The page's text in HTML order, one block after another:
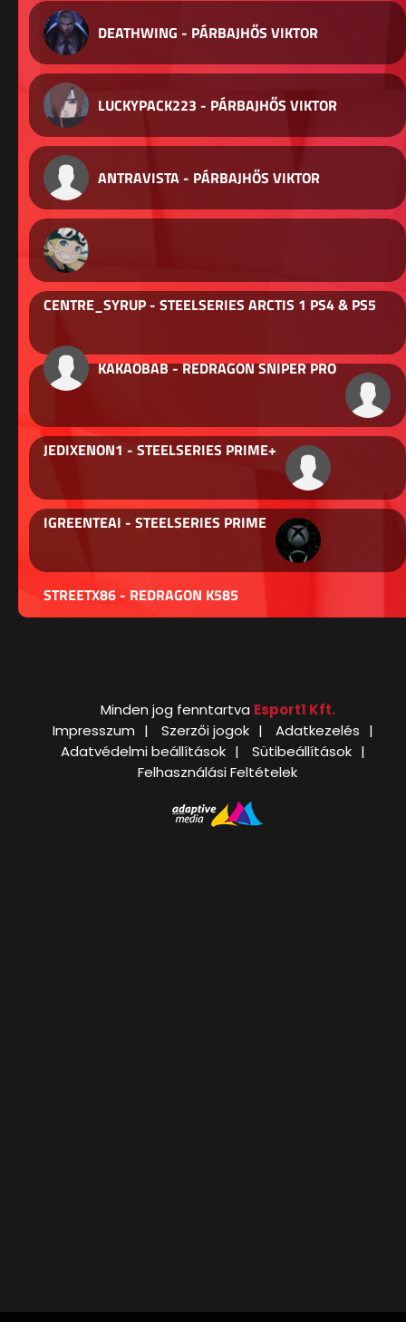
DEATHWING - PÁRBAJHŐS VIKTOR
LUCKYPACK223 - PÁRBAJHŐS VIKTOR
ANTRAVISTA - PÁRBAJHŐS VIKTOR
CENTRE_SYRUP - STEELSERIES ARCTIS 1 PS4 & PS5
KAKAOBAB - REDRAGON SNIPER PRO
JEDIXENON1 - STEELSERIES PRIME+
IGREENTEAI - STEELSERIES PRIME
STREETX86 - REDRAGON K585
Minden jog fenntartva Esport1 Kft.
Impresszum
Szerzői jogok
Adatkezelés
Adatvédelmi beállítások
Sütibeállítások
Felhasználási Feltételek